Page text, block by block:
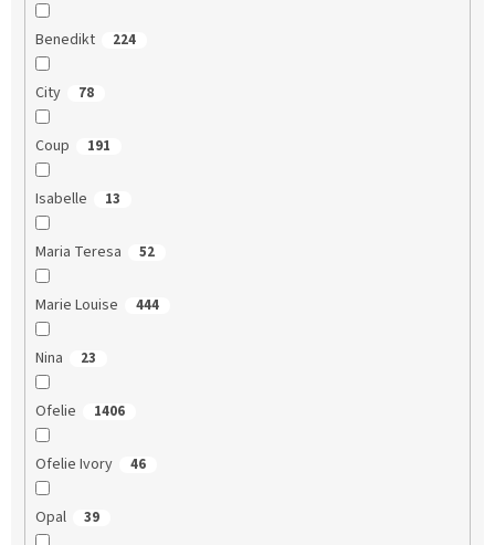
Benedikt 224
City 78
Coup 191
Isabelle 13
Maria Teresa 52
Marie Louise 444
Nina 23
Ofelie 1406
Ofelie Ivory 46
Opal 39